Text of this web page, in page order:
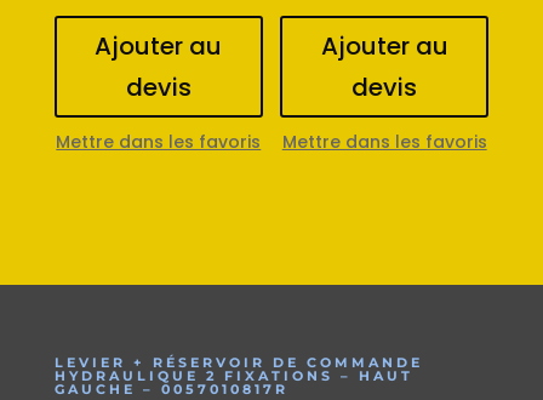
Ajouter au
devis
Mettre dans les favoris
Ajouter au
devis
Mettre dans les favoris
LEVIER + RÉSERVOIR DE COMMANDE
HYDRAULIQUE 2 FIXATIONS – HAUT
GAUCHE – 0057010817R